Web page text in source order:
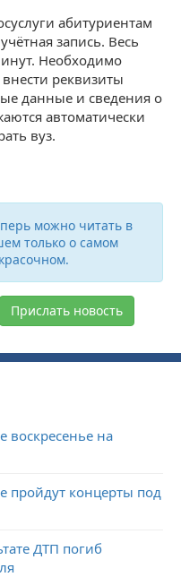
абитуриентам
запись. Весь
Необходимо
реквизиты
данные и сведения о
автоматически
вуз.
можно читать в
только о самом
Прислать новость
воскресенье на
пройдут концерты под
ДТП погиб